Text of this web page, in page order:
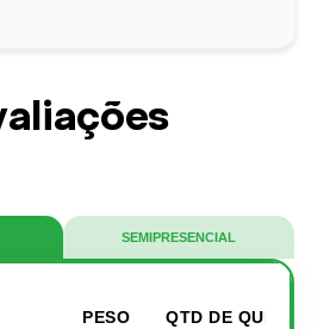
SEMIPRESENCIAL
PESO QTD DE